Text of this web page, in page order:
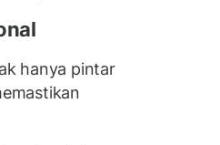
hanya pintar